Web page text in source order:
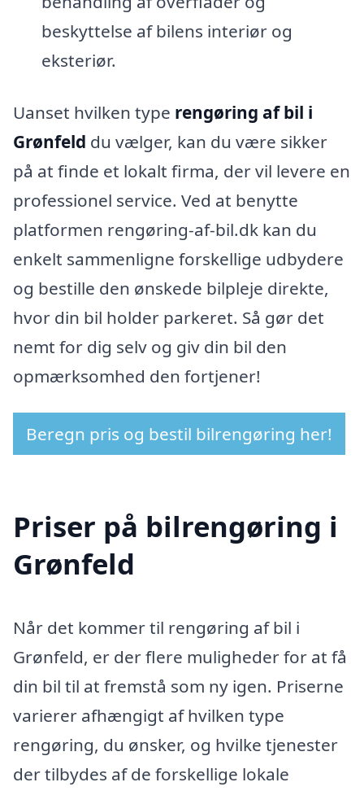
beskyttelse af bilens interiør og
eksteriør.
Uanset hvilken type rengøring af bil i
Grønfeld du vælger, kan du være sikker
på at finde et lokalt firma, der vil levere en
professionel service. Ved at benytte
platformen rengøring-af-bil.dk kan du
enkelt sammenligne forskellige udbydere
og bestille den ønskede bilpleje direkte,
hvor din bil holder parkeret. Så gør det
nemt for dig selv og giv din bil den
opmærksomhed den fortjener!
Beregn pris og bestil bilrengøring her!
Priser på bilrengøring i
Grønfeld
Når det kommer til rengøring af bil i
Grønfeld, er der flere muligheder for at få
din bil til at fremstå som ny igen. Priserne
varierer afhængigt af hvilken type
rengøring, du ønsker, og hvilke tjenester
der tilbydes af de forskellige lokale